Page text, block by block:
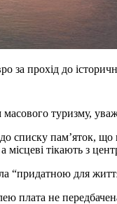
за прохід до
туризму,
списку пам’яток,
тікають з
“придатною для
плата не